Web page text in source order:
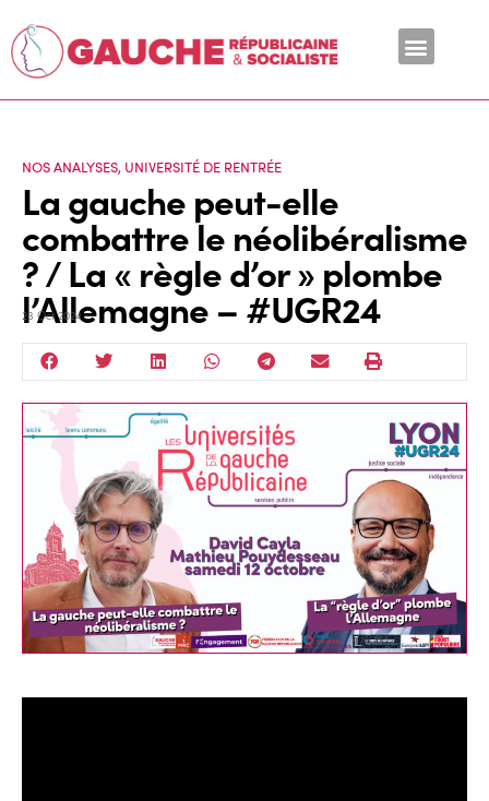
NOS ANALYSES, UNIVERSITÉ DE RENTRÉE
La gauche peut-elle
combattre le néolibéralisme
? / La « règle d’or » plombe
l’Allemagne – #UGR24
23 Oct 2024